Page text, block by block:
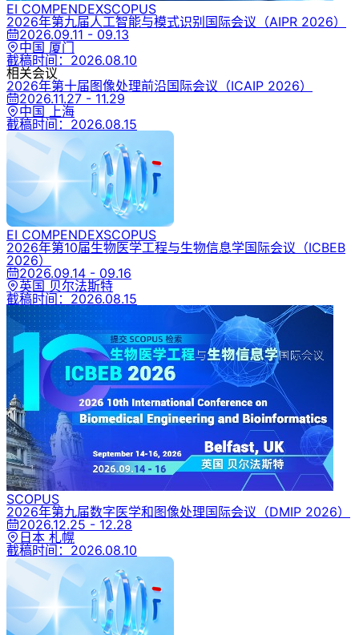
EI COMPENDEXSCOPUS
2026年第九届人工智能与模式识别国际会议 （AIPR 2026）
2026.09.11 - 09.13
中国 厦门
截稿时间： 2026.08.10
相关会议
2026年第十届图像处理前沿国际会议 （ICAIP 2026）
2026.11.27 - 11.29
中国 上海
截稿时间： 2026.08.15
EI COMPENDEXSCOPUS
2026年第10届生物医学工程与生物信息学国际会议 （ICBEB
2026）
2026.09.14 - 09.16
英国 贝尔法斯特
截稿时间： 2026.08.15
SCOPUS
2026年第九届数字医学和图像处理国际会议 （DMIP 2026）
2026.12.25 - 12.28
日本 札幌
截稿时间： 2026.08.10